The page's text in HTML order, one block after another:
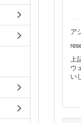
ア
上
ウ
い